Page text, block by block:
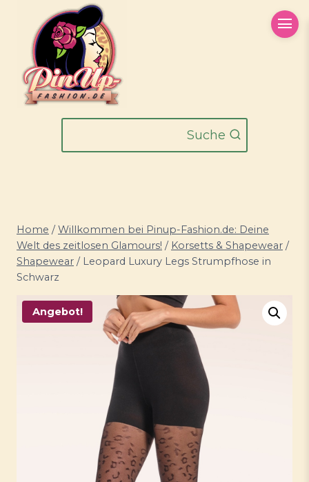
springen
Suche
Home / Willkommen bei Pinup-Fashion.de: Deine
Welt des zeitlosen Glamours! / Korsetts & Shapewear /
Shapewear / Leopard Luxury Legs Strumpfhose in
Schwarz
Angebot!